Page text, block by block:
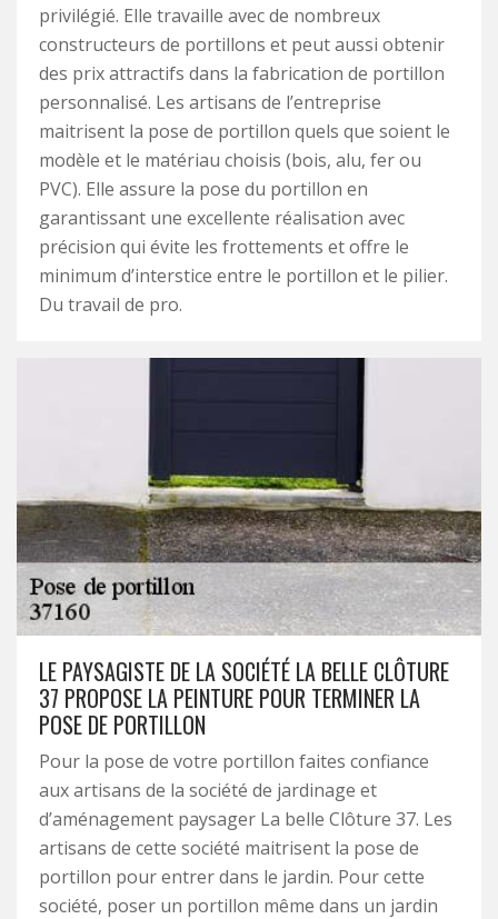
privilégié. Elle travaille avec de nombreux
constructeurs de portillons et peut aussi obtenir
des prix attractifs dans la fabrication de portillon
personnalisé. Les artisans de l’entreprise
maitrisent la pose de portillon quels que soient le
modèle et le matériau choisis (bois, alu, fer ou
PVC). Elle assure la pose du portillon en
garantissant une excellente réalisation avec
précision qui évite les frottements et offre le
minimum d’interstice entre le portillon et le pilier.
Du travail de pro.
LE PAYSAGISTE DE LA SOCIÉTÉ LA BELLE CLÔTURE
37 PROPOSE LA PEINTURE POUR TERMINER LA
POSE DE PORTILLON
Pour la pose de votre portillon faites confiance
aux artisans de la société de jardinage et
d’aménagement paysager La belle Clôture 37. Les
artisans de cette société maitrisent la pose de
portillon pour entrer dans le jardin. Pour cette
société, poser un portillon même dans un jardin